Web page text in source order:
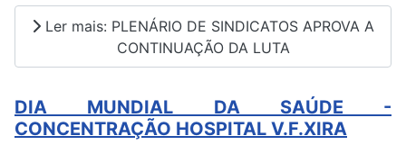
Ler mais: PLENÁRIO DE SINDICATOS APROVA A
CONTINUAÇÃO DA LUTA
DIA MUNDIAL DA SAÚDE -
CONCENTRAÇÃO HOSPITAL V.F.XIRA